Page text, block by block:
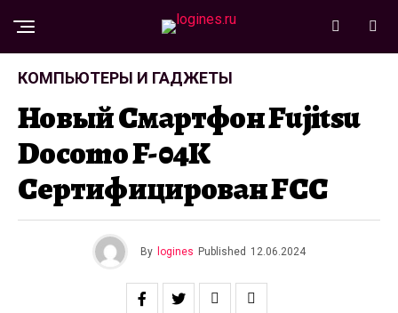
КОМПЬЮТЕРЫ И ГАДЖЕТЫ
Новый Смартфон Fujitsu
Docomo F-04K
Сертифицирован FCC
By logines Published 12.06.2024